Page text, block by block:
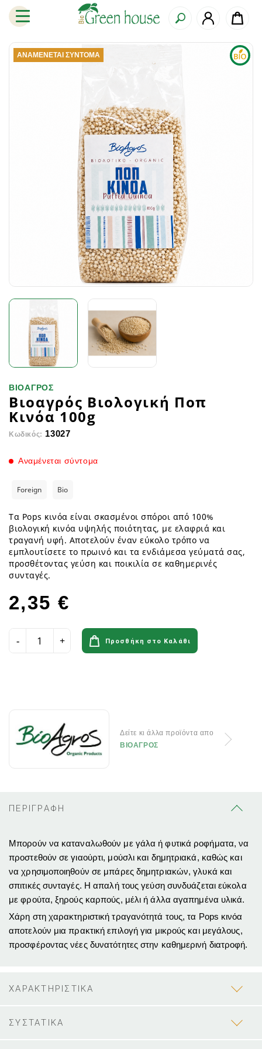
ΑΝΑΜΈΝΕΤΑΙ ΣΎΝΤΟΜΑ
ΒΙΟΑΓΡΟΣ
Βιοαγρός Βιολογική Ποπ
Κινόα 100g
Κωδικός: 13027
Αναμένεται σύντομα
Foreign Bio
Τα Pops κινόα είναι σκασμένοι σπόροι από 100%
βιολογική κινόα υψηλής ποιότητας, με ελαφριά και
τραγανή υφή. Αποτελούν έναν εύκολο τρόπο να
εμπλουτίσετε το πρωινό και τα ενδιάμεσα γεύματά σας,
προσθέτοντας γεύση και ποικιλία σε καθημερινές
συνταγές.
2,35 €
Προσθήκη στο Καλάθι
Δείτε κι άλλα προϊόντα απο
ΒΙΟΑΓΡΟΣ
ΠΕΡΙΓΡΑΦΗ
Μπορούν να καταναλωθούν με γάλα ή φυτικά ροφήματα, να
προστεθούν σε γιαούρτι, μούσλι και δημητριακά, καθώς και
να χρησιμοποιηθούν σε μπάρες δημητριακών, γλυκά και
σπιτικές συνταγές. Η απαλή τους γεύση συνδυάζεται εύκολα
με φρούτα, ξηρούς καρπούς, μέλι ή άλλα αγαπημένα υλικά.
Χάρη στη χαρακτηριστική τραγανότητά τους, τα Pops κινόα
αποτελούν μια πρακτική επιλογή για μικρούς και μεγάλους,
προσφέροντας νέες δυνατότητες στην καθημερινή διατροφή.
ΧΑΡΑΚΤΗΡΙΣΤΙΚΑ
ΣΥΣΤΑΤΙΚΑ